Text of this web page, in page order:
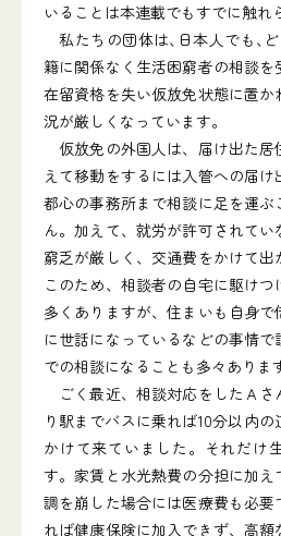
いることは本連載でもすでに触れ
私たちの団体は､日本人でも､
籍に関係なく生活困窮者の相談を
在留資格を失い仮放免状態に置
況が厳しくなっています。
仮放免の外国人は、届け出た居
えて移動をするには入管への届け
都心の事務所まで相談に足を運
ん。加えて、就労が許可されて
窮乏が厳しく、交通費をかけて出
このため、相談者の自宅に駆け
多くありますが、住まいも自身
に世話になっているなどの事情
での相談になることも多々ありま
ごく最近、相談対応をしたＡさ
り駅までバスに乗れば10分以内
かけて来ていました。それだけ
す。家賃と水光熱費の分担に加
調を崩した場合には医療費も必
れば健康保険に加入できず、高